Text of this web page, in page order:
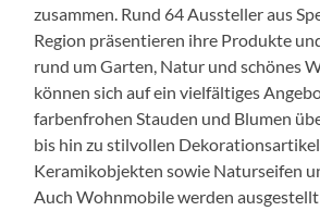
zusammen. Rund 64 Aussteller aus
Region präsentieren ihre Produkte
rund um Garten, Natur und schönes
können sich auf ein vielfältiges
farbenfrohen Stauden und Blumen
bis hin zu stilvollen
Keramikobjekten sowie Naturseifen
Auch Wohnmobile werden